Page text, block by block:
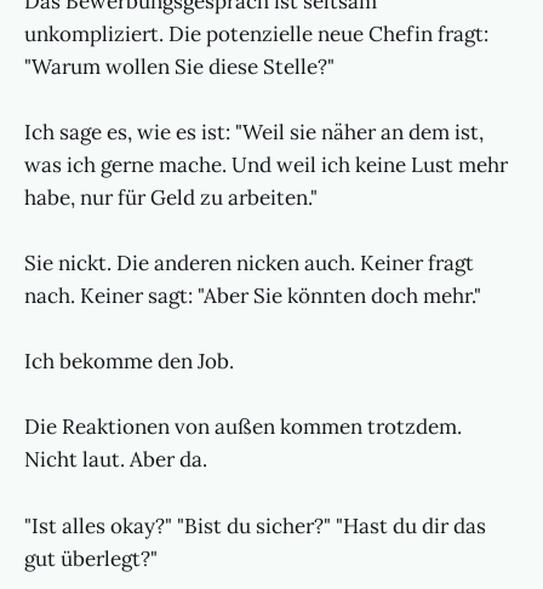
unkompliziert. Die potenzielle neue Chefin fragt:
"Warum wollen Sie diese Stelle?"
Ich sage es, wie es ist: "Weil sie näher an dem ist,
was ich gerne mache. Und weil ich keine Lust mehr
habe, nur für Geld zu arbeiten."
Sie nickt. Die anderen nicken auch. Keiner fragt
nach. Keiner sagt: "Aber Sie könnten doch mehr."
Ich bekomme den Job.
Die Reaktionen von außen kommen trotzdem.
Nicht laut. Aber da.
"Ist alles okay?" "Bist du sicher?" "Hast du dir das
gut überlegt?"